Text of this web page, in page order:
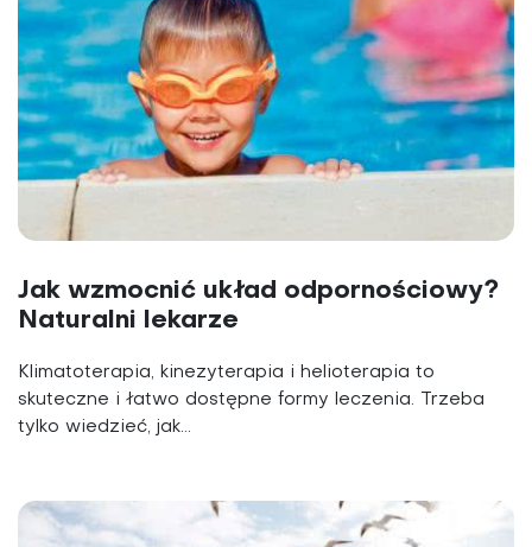
Jak wzmocnić układ odpornościowy?
Naturalni lekarze
Klimatoterapia, kinezyterapia i helioterapia to
skuteczne i łatwo dostępne formy leczenia. Trzeba
tylko wiedzieć, jak...